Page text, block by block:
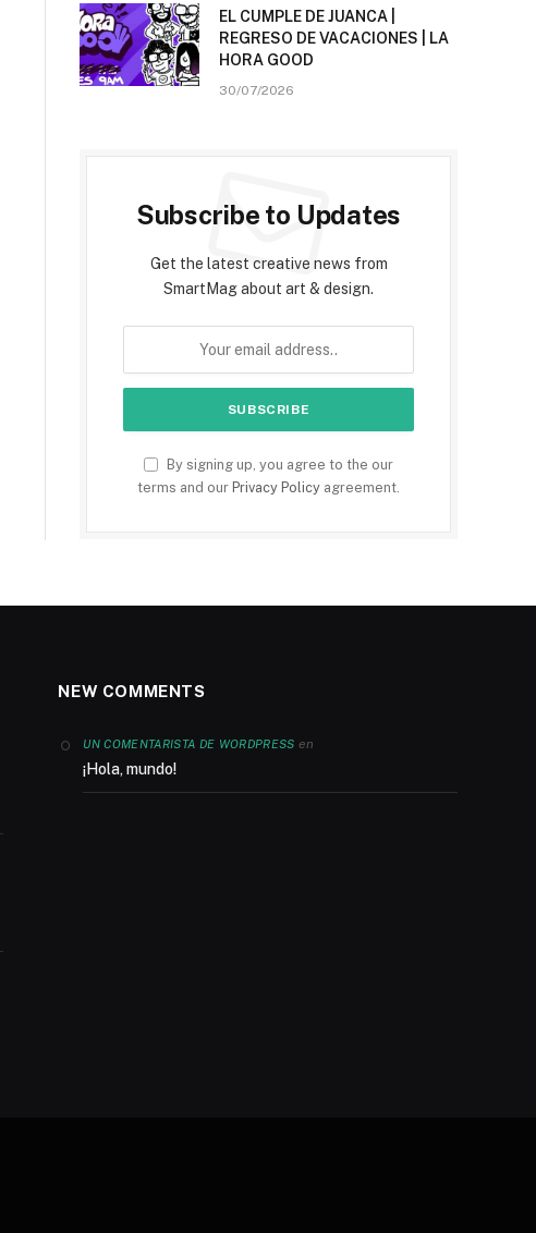
EL CUMPLE DE JUANCA |
REGRESO DE VACACIONES | LA
HORA GOOD
30/07/2026
Subscribe to Updates
Get the latest creative news from
SmartMag about art & design.
By signing up, you agree to the our
terms and our Privacy Policy agreement.
NEW COMMENTS
UN COMENTARISTA DE WORDPRESS en
¡Hola, mundo!